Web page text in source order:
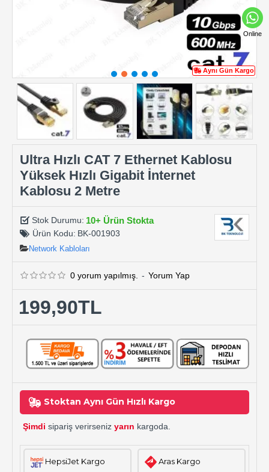
Aynı Gün Kargo
Ultra Hızlı CAT 7 Ethernet Kablosu
Yüksek Hızlı Gigabit İnternet
Kablosu 2 Metre
Stok Durumu: 10+ Ürün Stokta
Ürün Kodu: BK-001903
Network Kabloları
0 yorum yapılmış. - Yorum Yap
199,90TL
Stoktan Aynı Gün Hızlı Kargo
Şimdi sipariş verirseniz yarın kargoda.
HepsiJet Kargo Aras Kargo
Online